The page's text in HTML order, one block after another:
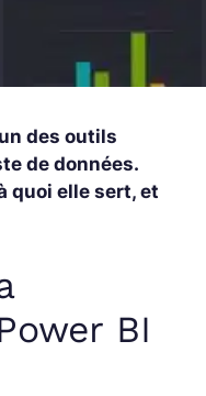
des outils
de données.
quoi elle sert, et
BI